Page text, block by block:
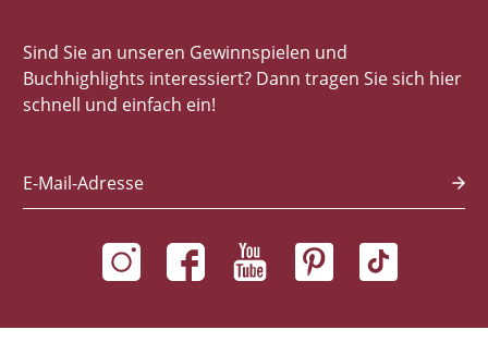
Sind Sie an unseren Gewinnspielen und
Buchhighlights interessiert? Dann tragen Sie sich hier
schnell und einfach ein!
E-Mail-Adresse